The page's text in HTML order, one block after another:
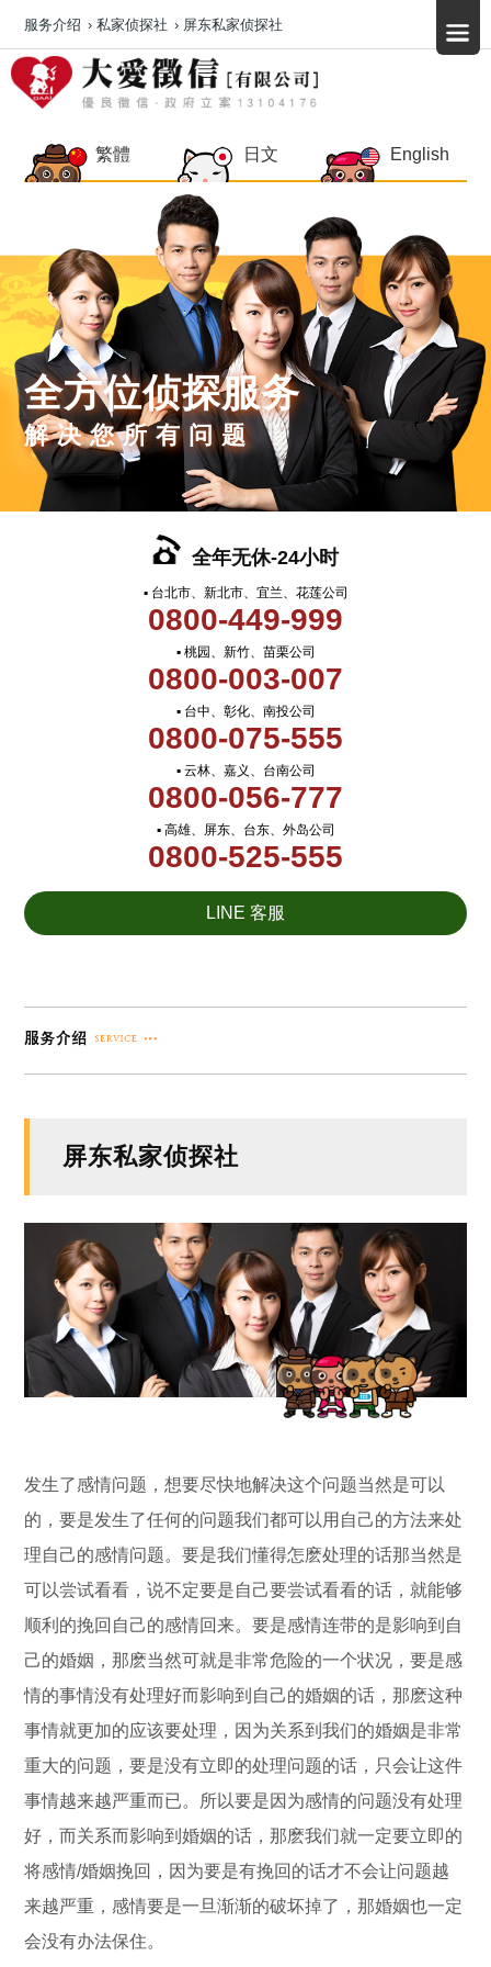
繁體 日文 English
全方位侦探服务
解决您所有问题
全年无休-24小时
▪ 台北市、新北市、宜兰、花莲公司
0800-449-999
▪ 桃园、新竹、苗栗公司
0800-003-007
▪ 台中、彰化、南投公司
0800-075-555
▪ 云林、嘉义、台南公司
0800-056-777
▪ 高雄、屏东、台东、外岛公司
0800-525-555
LINE 客服
服务介绍 › 私家侦探社 › 屏东私家侦探社
屏东私家侦探社
发生了感情问题，想要尽快地解决这个问题当然是可以
的，要是发生了任何的问题我们都可以用自己的方法来处
理自己的感情问题。要是我们懂得怎麽处理的话那当然是
可以尝试看看，说不定要是自己要尝试看看的话，就能够
顺利的挽回自己的感情回来。要是感情连带的是影响到自
己的婚姻，那麽当然可就是非常危险的一个状况，要是感
情的事情没有处理好而影响到自己的婚姻的话，那麽这种
事情就更加的应该要处理，因为关系到我们的婚姻是非常
重大的问题，要是没有立即的处理问题的话，只会让这件
事情越来越严重而已。所以要是因为感情的问题没有处理
好，而关系而影响到婚姻的话，那麽我们就一定要立即的
将感情/婚姻挽回，因为要是有挽回的话才不会让问题越
来越严重，感情要是一旦渐渐的破坏掉了，那婚姻也一定
会没有办法保住。